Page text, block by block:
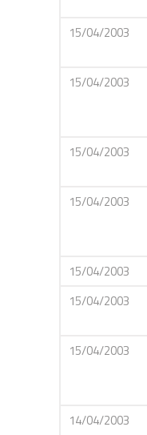
15/04/2003
15/04/2003
15/04/2003
15/04/2003
15/04/2003
15/04/2003
15/04/2003
14/04/2003